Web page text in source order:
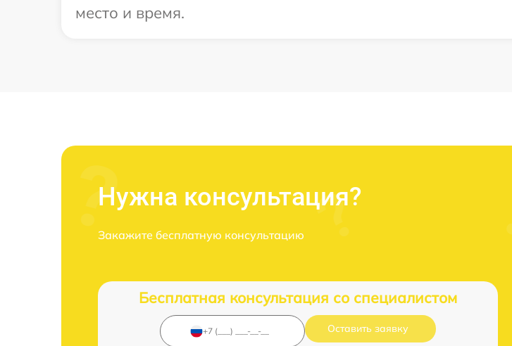
место и время.
Нужна консультация?
Закажите бесплатную консультацию
Бесплатная консультация со специалистом
Оставить заявку